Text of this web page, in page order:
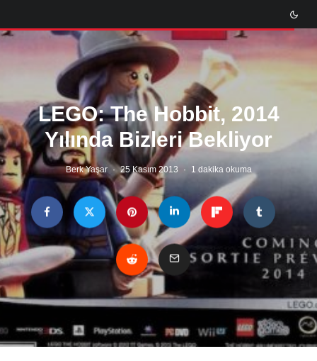
LEGO: The Hobbit, 2014
Yılında Bizleri Bekliyor
Berk Yaşar · 25 Kasım 2013 · 1 dakika okuma